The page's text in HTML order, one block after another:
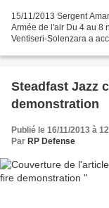
15/11/2013 Sergent
Armée de l'air Du 4 au 8
Ventiseri-Solenzara a
Steadfast Jazz
demonstration
Publié le 16/11/2013 à
Par RP Defense